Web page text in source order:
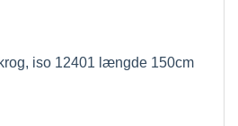
iso 12401 længde 150cm